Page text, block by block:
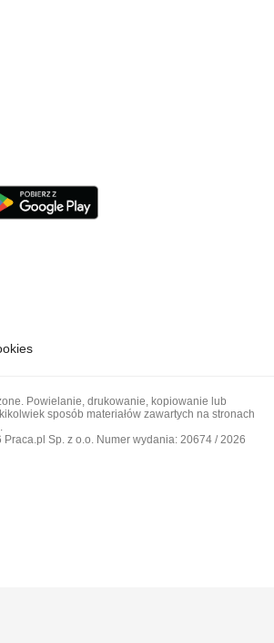
Powielanie, drukowanie, kopiowanie lub
sposób materiałów zawartych na stronach
Sp. z o.o. Numer wydania: 20674 / 2026